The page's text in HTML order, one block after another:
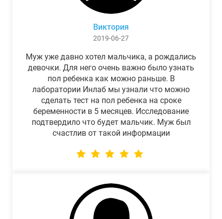
Виктория
2019-06-27
Муж уже давно хотел мальчика, а рождались
девочки. Для него очень важно было узнать
пол ребенка как можно раньше. В
лаборатории Инлаб мы узнали что можно
сделать тест на пол ребенка на сроке
беременности в 5 месяцев. Исследование
подтвердило что будет мальчик. Муж был
счастлив от такой информации